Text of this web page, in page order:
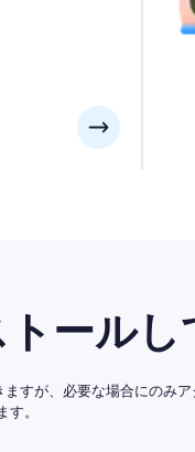
つかのeSIMには
。インストール
な
ール
すが、必要な場合にのみ
。